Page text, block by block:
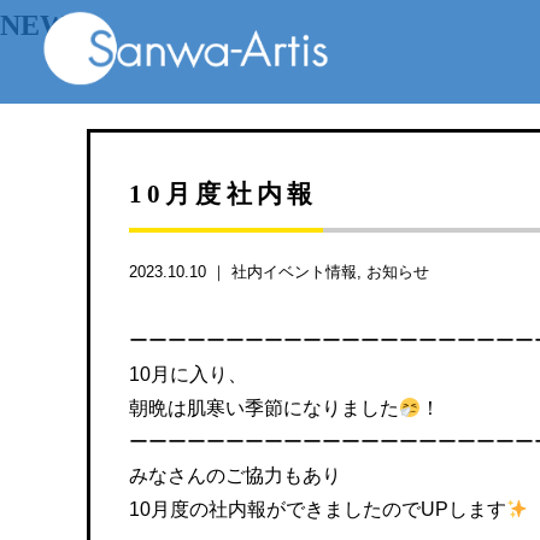
NEWS
10月度社内報
2023.10.10 ｜ 社内イベント情報 お知らせ
ーーーーーーーーーーーーーーーーーーーーー
10月に入り、
朝晩は肌寒い季節になりました
！
ーーーーーーーーーーーーーーーーーーーーー
みなさんのご協力もあり
10月度の社内報ができましたのでUPします